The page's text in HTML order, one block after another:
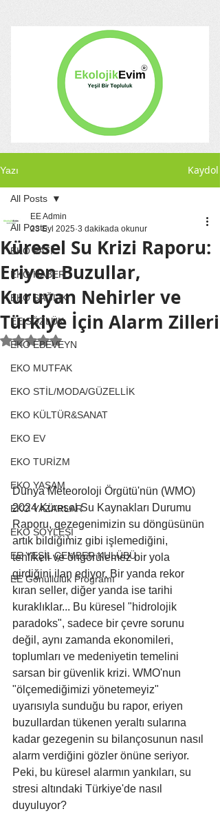
Yazı Kaydol
All Posts
EKO PATİ
EKO HABER
EKO SAĞLIK
EE SÖZLÜK
EKO EBEVEYN
EKO MUTFAK
EKO STİL/MODA/GÜZELLİK
EKO KÜLTÜR&SANAT
EKO EV
EKO TURİZM
EKO YAŞAM
EKO YAZARLAR
EKO SÖYLEŞİ
EE YEŞİL ÇEMBER KULÜBÜ
EE Gönüllülük Programı
All Posts
Küresel Su Krizi Raporu:
Eriyen Buzullar,
Kuruyan Nehirler ve
Türkiye İçin Alarm Zilleri
EE Admin
23 Eyl 2025 3 dakikada okunur
5 üzerinden NaN yıldız
Dünya Meteoroloji Örgütü'nün (WMO)
2024 Küresel Su Kaynakları Durumu
Raporu, gezegenimizin su döngüsünün
artık bildiğimiz gibi işlemediğini,
tehlikeli ve öngörülemez bir yola
girdiğini ilan ediyor. Bir yanda rekor
kıran seller, diğer yanda ise tarihi
kuraklıklar... Bu küresel "hidrolojik
paradoks", sadece bir çevre sorunu
değil, aynı zamanda ekonomileri,
toplumları ve medeniyetin temelini
sarsan bir güvenlik krizi. WMO'nun
"ölçemediğimizi yönetemeyiz"
uyarısıyla sunduğu bu rapor, eriyen
buzullardan tükenen yeraltı sularına
kadar gezegenin su bilançosunun nasıl
alarm verdiğini gözler önüne seriyor.
Peki, bu küresel alarmın yankıları, su
stresi altındaki Türkiye'de nasıl
duyuluyor?